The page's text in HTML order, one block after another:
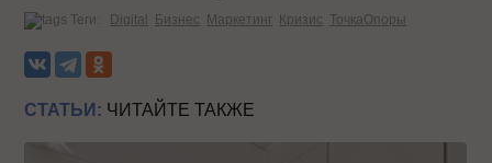
Теги: Digital Бизнес Маркетинг Кризис ТочкаОпоры
СТАТЬИ: ЧИТАЙТЕ ТАКЖЕ